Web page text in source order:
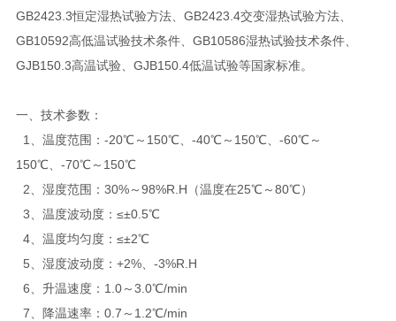
GB2423.3恒定湿热试验方法、GB2423.4交变湿热试验方法、
GB10592高低温试验技术条件、GB10586湿热试验技术条件、
GJB150.3高温试验、GJB150.4低温试验等国家标准。
一、技术参数：
1、温度范围：-20℃～150℃、-40℃～150℃、-60℃～
150℃、-70℃～150℃
2、湿度范围：30%～98%R.H（温度在25℃～80℃）
3、温度波动度：≤±0.5℃
4、温度均匀度：≤±2℃
5、湿度波动度：+2%、-3%R.H
6、升温速度：1.0～3.0℃/min
7、降温速率：0.7～1.2℃/min